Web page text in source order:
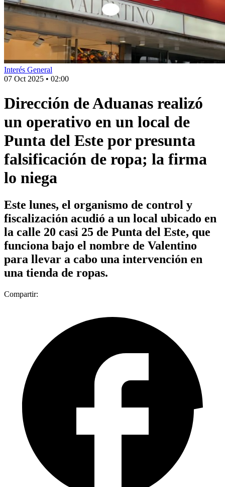
Interés General
07 Oct 2025 • 02:00
Dirección de Aduanas realizó
un operativo en un local de
Punta del Este por presunta
falsificación de ropa; la firma
lo niega
Este lunes, el organismo de control y
fiscalización acudió a un local ubicado en
la calle 20 casi 25 de Punta del Este, que
funciona bajo el nombre de Valentino
para llevar a cabo una intervención en
una tienda de ropas.
Compartir: